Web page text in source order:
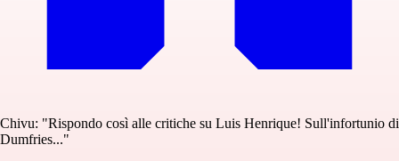
Chivu: "Rispondo così alle critiche su Luis Henrique! Sull'infortunio di
Dumfries..."